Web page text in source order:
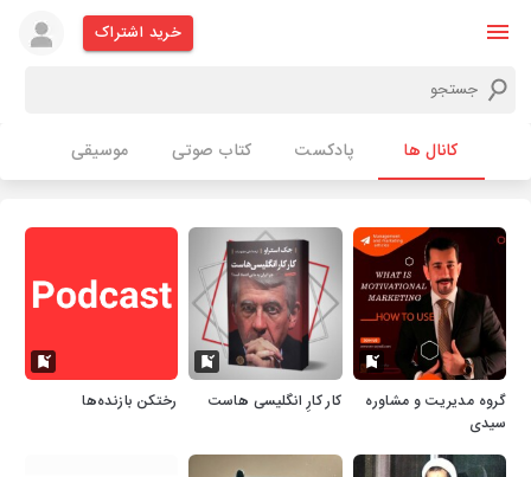
خرید اشتراک
کانال ها پادکست کتاب صوتی موسیقی
گروه مدیریت و مشاوره
سیدی
کار کارِ انگلیسی هاست رختکن بازنده‌ها